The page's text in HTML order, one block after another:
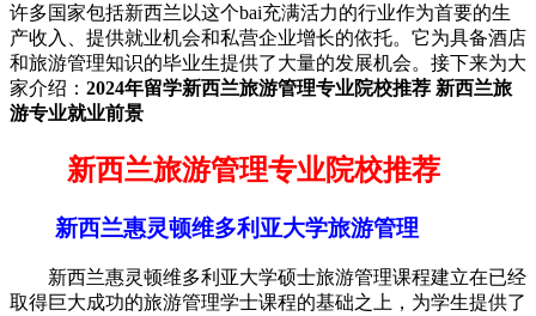
许多国家包括新西兰以这个bai充满活力的行业作为首要的生
产收入、提供就业机会和私营企业增长的依托。它为具备酒店
和旅游管理知识的毕业生提供了大量的发展机会。接下来为大
家介绍： 2024年留学新西兰旅游管理专业院校推荐 新西兰旅
游专业就业前景
新西兰旅游管理专业院校推荐
新西兰惠灵顿维多利亚大学旅游管理
新西兰惠灵顿维多利亚大学硕士旅游管理课程建立在已经
取得巨大成功的旅游管理学士课程的基础之上，为学生提供了